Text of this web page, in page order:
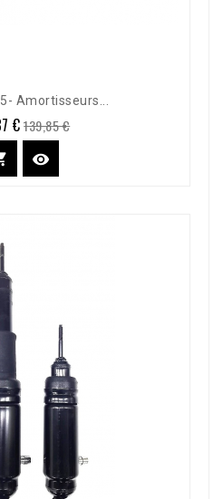
Amortisseurs...
Prix
€ Prix
de
base
139,85 €
